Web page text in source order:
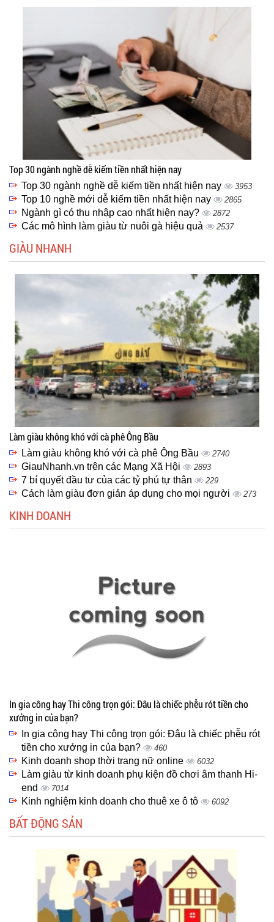
Top 30 ngành nghề dễ kiếm tiền nhất hiện nay
Top 30 ngành nghề dễ kiếm tiền nhất hiện nay 3953
Top 10 nghề mới dễ kiếm tiền nhất hiện nay 2865
Ngành gì có thu nhập cao nhất hiện nay? 2872
Các mô hình làm giàu từ nuôi gà hiệu quả 2537
GIÀU NHANH
Làm giàu không khó với cà phê Ông Bầu
Làm giàu không khó với cà phê Ông Bầu 2740
GiauNhanh.vn trên các Mạng Xã Hội 2893
7 bí quyết đầu tư của các tỷ phú tự thân 229
Cách làm giàu đơn giản áp dụng cho mọi người 273
KINH DOANH
In gia công hay Thi công trọn gói: Đâu là chiếc phễu rót tiền cho
xưởng in của bạn?
In gia công hay Thi công trọn gói: Đâu là chiếc phễu rót
tiền cho xưởng in của bạn?
460
Kinh doanh shop thời trang nữ online 6032
Làm giàu từ kinh doanh phụ kiện đồ chơi âm thanh Hi-
end
7014
Kinh nghiệm kinh doanh cho thuê xe ô tô 6092
BẤT ĐỘNG SẢN